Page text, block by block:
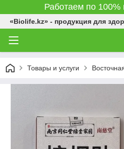
Работаем по 100%
«Biolife.kz» - продукция для
Товары и услуги